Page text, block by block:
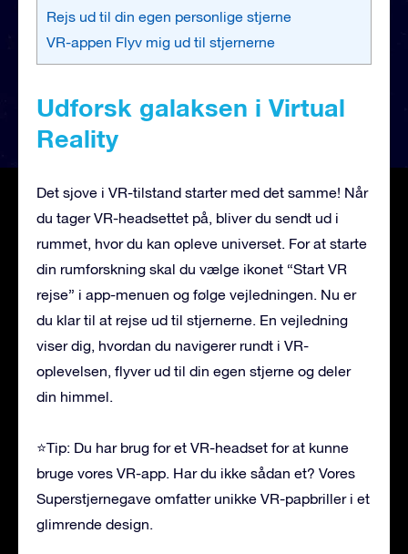
Rejs ud til din egen personlige stjerne
VR-appen Flyv mig ud til stjernerne
Udforsk galaksen i Virtual
Reality
Det sjove i VR-tilstand starter med det samme! Når
du tager VR-headsettet på, bliver du sendt ud i
rummet, hvor du kan opleve universet. For at starte
din rumforskning skal du vælge ikonet “Start VR
rejse” i app-menuen og følge vejledningen. Nu er
du klar til at rejse ud til stjernerne. En vejledning
viser dig, hvordan du navigerer rundt i VR-
oplevelsen, flyver ud til din egen stjerne og deler
din himmel.
⭐Tip: Du har brug for et VR-headset for at kunne
bruge vores VR-app. Har du ikke sådan et? Vores
Superstjernegave omfatter unikke VR-papbriller i et
glimrende design.